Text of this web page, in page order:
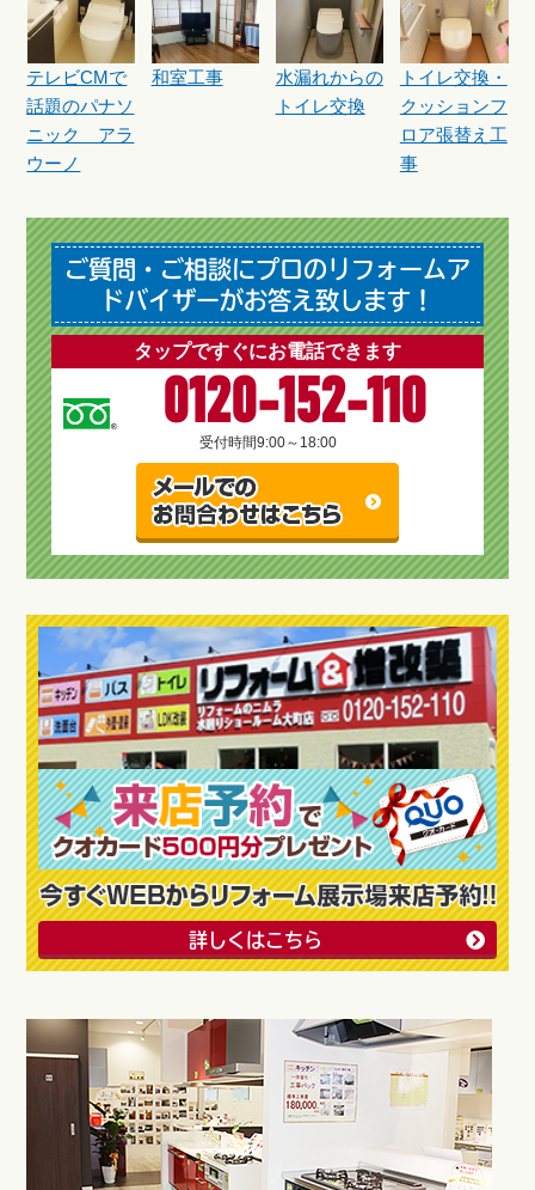
テレビCMで
話題のパナソ
ニック アラ
ウーノ
和室工事
水漏れからの
トイレ交換
トイレ交換・
クッションフ
ロア張替え工
事
ご質問・ご相談にプロのリフォームア
ドバイザーがお答え致します！
タップですぐにお電話できます
0120-152-110
受付時間9:00～18:00
詳しくはこちら